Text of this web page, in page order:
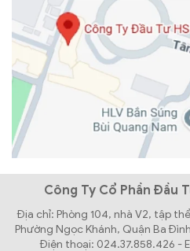
Công Ty Cổ Phần Đầu
Địa chỉ: Phòng 104, nhà V2, tập
Phường Ngọc Khánh, Quận Ba
Điện thoại: 024.37.858.426 -